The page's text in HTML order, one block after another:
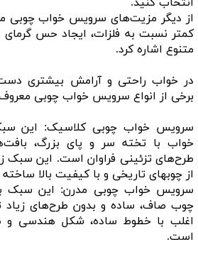
از دیگر مزیت‌های سرویس خواب چوبی
کمتر نسبت به فلزات، ایجاد حس
متنوع اشاره کرد.
در خواب راحتی و آرامش بیشتری دست
برخی از انواع سرویس خواب چوبی
سرویس خواب چوبی کلاسیک: این
خواب با تخته سر و پای بزرگ،
طرح‌های تزئینی فراوان است. این سبک
از چوبهای تاریخی و با کیفیت بالا
سرویس خواب چوبی مدرن: این سبک
چوب صاف، ساده و بدون طرح‌های زیاد
اغلب با خطوط ساده، شکل هندسی و
است.